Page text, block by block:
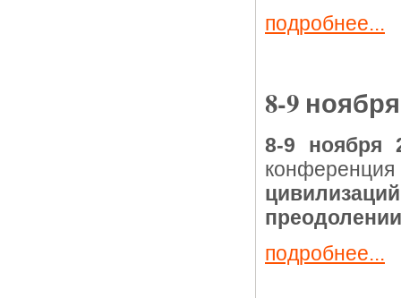
подробнее...
8-9
8-9 ноября
конференция
подробнее...